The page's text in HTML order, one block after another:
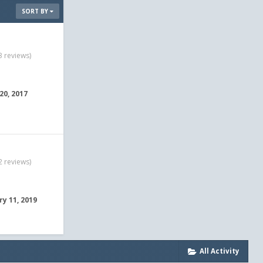
SORT BY
reviews)
2017
reviews)
11, 2019
All Activity